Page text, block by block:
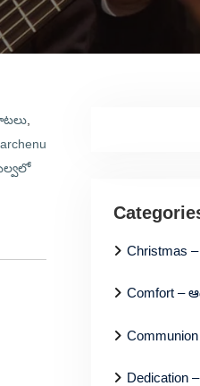
Christmas
Comfort –
Dedication